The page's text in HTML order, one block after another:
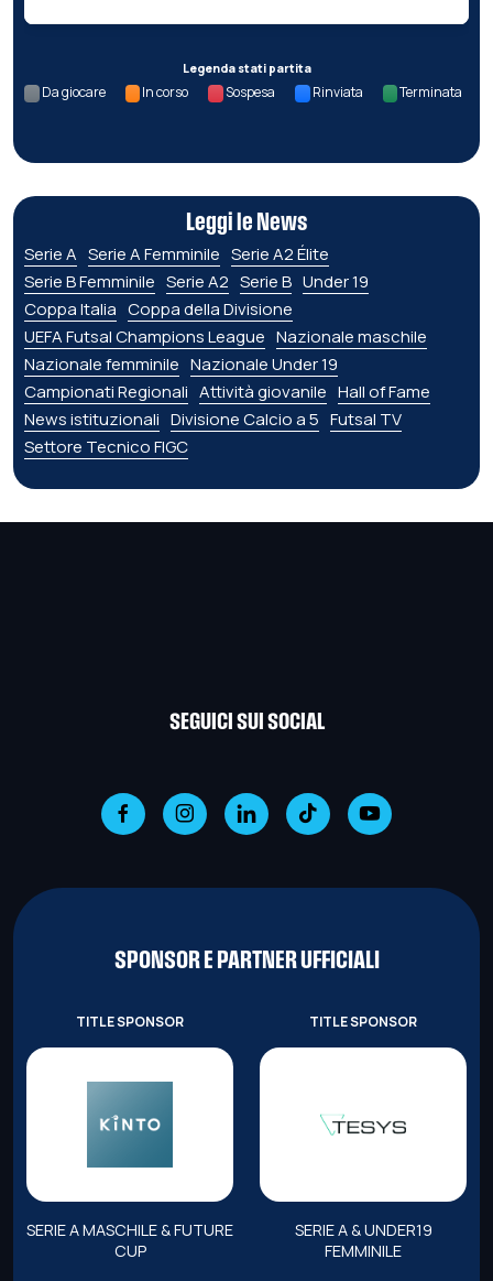
Legenda stati partita
Da giocare In corso Sospesa Rinviata Terminata
Leggi le News
Serie A Serie A Femminile Serie A2 Élite
Serie B Femminile Serie A2 Serie B Under 19
Coppa Italia Coppa della Divisione
UEFA Futsal Champions League Nazionale maschile
Nazionale femminile Nazionale Under 19
Campionati Regionali Attività giovanile Hall of Fame
News istituzionali Divisione Calcio a 5 Futsal TV
Settore Tecnico FIGC
SEGUICI SUI SOCIAL
SPONSOR E PARTNER UFFICIALI
TITLE SPONSOR
SERIE A MASCHILE & FUTURE
CUP
TITLE SPONSOR
SERIE A & UNDER19
FEMMINILE